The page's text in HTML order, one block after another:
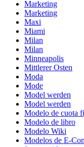
Marketing
Marketing
Maxi
Miami
Milan
Milan
Minneapolis
Mittlerer Osten
Moda
Mode
Model werden
Model werden
Modelo de cuota
Modelo de libro
Modelo Wiki
Modelos de E-